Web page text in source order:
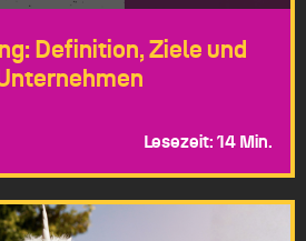
Definition, Ziele und
Lesezeit: 14 Min.